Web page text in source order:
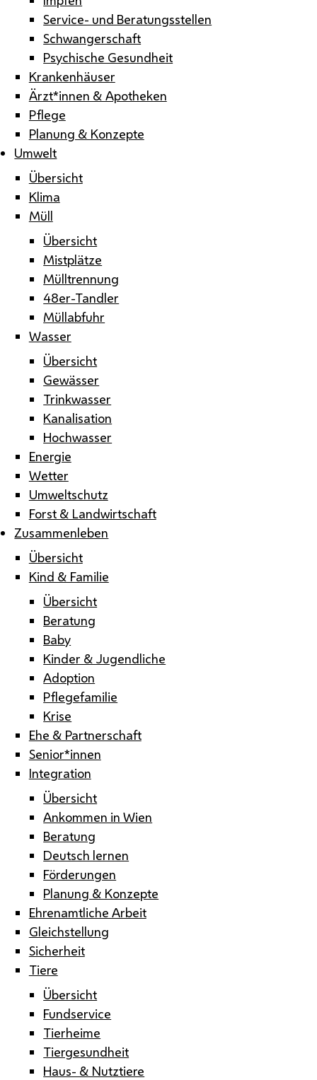
Service- und Beratungsstellen
Schwangerschaft
Psychische Gesundheit
Krankenhäuser
Ärzt*innen & Apotheken
Pflege
Planung & Konzepte
Umwelt
Übersicht
Klima
Müll
Übersicht
Mistplätze
Mülltrennung
48er-Tandler
Müllabfuhr
Wasser
Übersicht
Gewässer
Trinkwasser
Kanalisation
Hochwasser
Energie
Wetter
Umweltschutz
Forst & Landwirtschaft
Zusammenleben
Übersicht
Kind & Familie
Übersicht
Beratung
Baby
Kinder & Jugendliche
Adoption
Pflegefamilie
Krise
Ehe & Partnerschaft
Senior*innen
Integration
Übersicht
Ankommen in Wien
Beratung
Deutsch lernen
Förderungen
Planung & Konzepte
Ehrenamtliche Arbeit
Gleichstellung
Sicherheit
Tiere
Übersicht
Fundservice
Tierheime
Tiergesundheit
Haus- & Nutztiere